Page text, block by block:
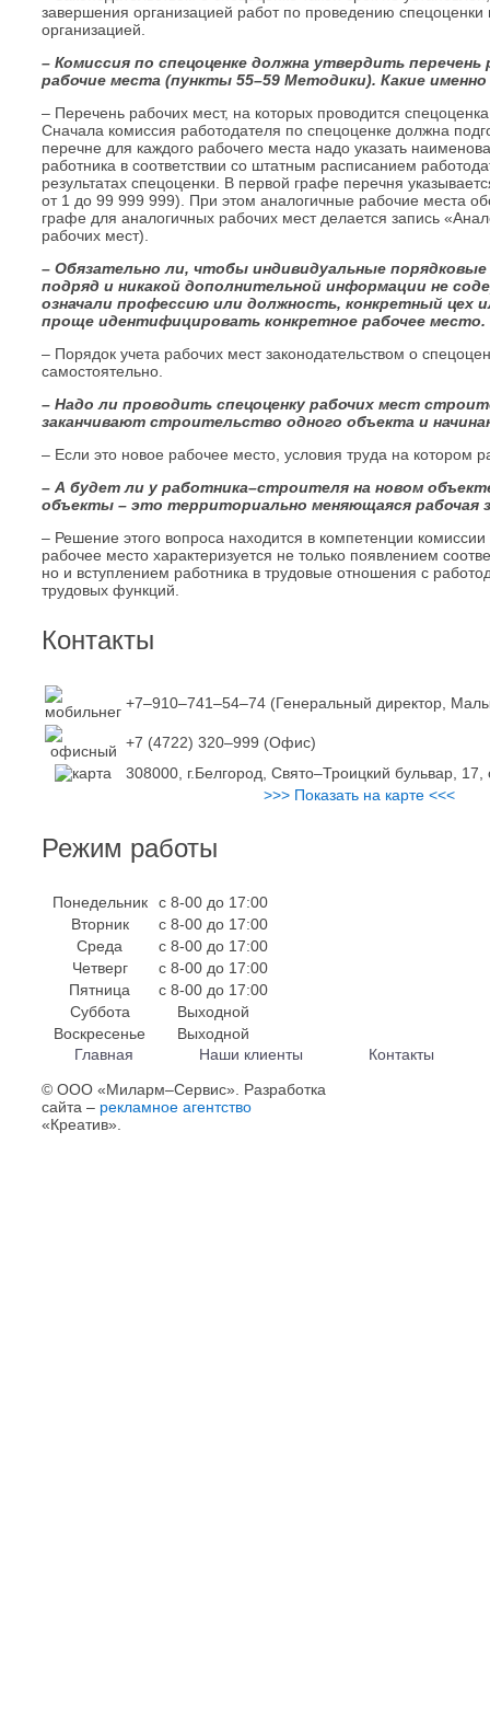
завершения организацией работ по проведению
организацией.
– Комиссия по спецоценке должна утвердить
рабочие места (пункты 55–59 Методики). Какие
– Перечень рабочих мест, на которых проводится
Сначала комиссия работодателя по спецоценке должна
перечне для каждого рабочего места надо указать
работника в соответствии со штатным расписанием
результатах спецоценки. В первой графе перечня
от 1 до 99 999 999). При этом аналогичные рабочие места
графе для аналогичных рабочих мест делается запись
рабочих мест).
– Обязательно ли, чтобы индивидуальные
подряд и никакой дополнительной информации не
означали профессию или должность, конкретный
проще идентифицировать конкретное рабочее место.
– Порядок учета рабочих мест законодательством о
самостоятельно.
– Надо ли проводить спецоценку рабочих мест
заканчивают строительство одного объекта и
– Если это новое рабочее место, условия труда на котором
– А будет ли у работника–строителя на новом
объекты – это территориально меняющаяся рабочая
– Решение этого вопроса находится в компетенции
рабочее место характеризуется не только появлением
но и вступлением работника в трудовые отношения с
трудовых функций.
Контакты
+7–910–741–54–74 (Генеральный директор,
+7 (4722) 320–999 (Офис)
308000, г.Белгород, Свято–Троицкий бульвар,
>>> Показать на карте <<<
Режим работы
Понедельник
с 8-00 до 17:00
Вторник
с 8-00 до 17:00
Среда
с 8-00 до 17:00
Четверг
с 8-00 до 17:00
Пятница
с 8-00 до 17:00
Суббота
Выходной
Воскресенье
Выходной
Главная
Наши клиенты
Контакты
© ООО «Миларм–Сервис». Разработка
сайта – рекламное агентство
«Креатив».